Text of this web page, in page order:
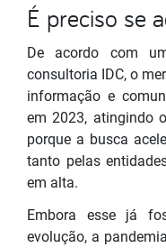
É preciso se
De acordo com
consultoria IDC, o
informação e
em 2023, atingindo
porque a busca
tanto pelas
em alta.
Embora esse já
evolução, a